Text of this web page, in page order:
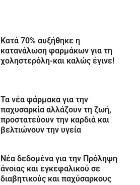
Κατά 70% αυξήθηκε η
κατανάλωση φαρμάκων για τη
χοληστερόλη-και καλώς έγινε!
Τα νέα φάρμακα για την
παχυσαρκία αλλάζουν τη ζωή,
προστατεύουν την καρδιά και
βελτιώνουν την υγεία
Νέα δεδομένα για την Πρόληψη
άνοιας και εγκεφαλικού σε
διαβητικούς και παχύσαρκους